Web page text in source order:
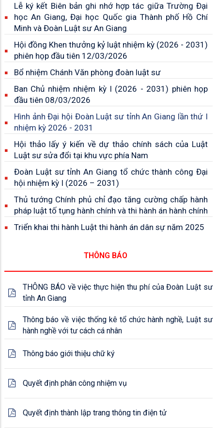
Lễ ký kết Biên bản ghi nhớ hợp tác giữa Trường Đại
học An Giang, Đại học Quốc gia Thành phố Hồ Chí
Minh và Đoàn Luật sư An Giang
Hội đồng Khen thưởng kỷ luật nhiệm kỳ (2026 - 2031)
phiên họp đầu tiên 12/03/2026
Bổ nhiệm Chánh Văn phòng đoàn luật sư
Ban Chủ nhiệm nhiệm kỳ I (2026 - 2031) phiên họp
đầu tiên 08/03/2026
Hình ảnh Đại hội Đoàn Luật sư tỉnh An Giang lần thứ I
nhiệm kỳ 2026 - 2031
Hội thảo lấy ý kiến về dự thảo chính sách của Luật
Luật sư sửa đổi tại khu vực phía Nam
Đoàn Luật sư tỉnh An Giang tổ chức thành công Đại
hội nhiệm kỳ I (2026 – 2031)
Thủ tướng Chính phủ chỉ đạo tăng cường chấp hành
pháp luật tố tụng hành chính và thi hành án hành chính
Triển khai thi hành Luật thi hành án dân sự năm 2025
THÔNG BÁO
THÔNG BÁO về việc thực hiện thu phí của Đoàn Luật sư
tỉnh An Giang
Thông báo về việc thống kê tổ chức hành nghề, Luật sư
hành nghề với tư cách cá nhân
Thông báo giới thiệu chữ ký
Quyết định phân công nhiệm vụ
Quyết định thành lập trang thông tin điện tử